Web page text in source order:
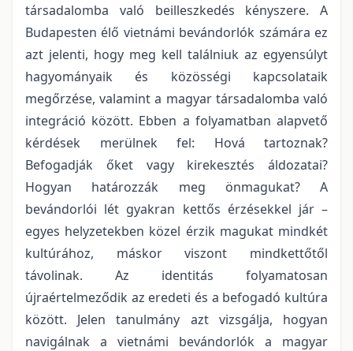
társadalomba való beilleszkedés kényszere. A
Budapesten élő vietnámi bevándorlók számára ez
azt jelenti, hogy meg kell találniuk az egyensúlyt
hagyományaik és közösségi kapcsolataik
megőrzése, valamint a magyar társadalomba való
integráció között. Ebben a folyamatban alapvető
kérdések merülnek fel: Hová tartoznak?
Befogadják őket vagy kirekesztés áldozatai?
Hogyan határozzák meg önmagukat? A
bevándorlói lét gyakran kettős érzésekkel jár –
egyes helyzetekben közel érzik magukat mindkét
kultúrához, máskor viszont mindkettőtől
távolinak. Az identitás folyamatosan
újraértelmeződik az eredeti és a befogadó kultúra
között. Jelen tanulmány azt vizsgálja, hogyan
navigálnak a vietnámi bevándorlók a magyar